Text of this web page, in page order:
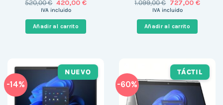
520,00€ El
precio
era:
520,00 €.
420,00 €El
es:
IVA incluido
Añadir al carrito
1.099,00€ El
precio
era:
1.099,00 €.
727,00 €El
IVA incluido
Añadir al carrito
-14%
NUEVO
-60%
TÁCTIL